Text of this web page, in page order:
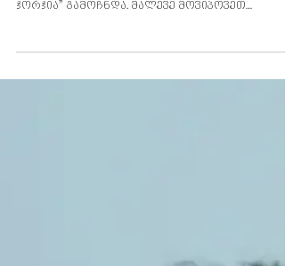
10 წლის წინ, ქართული ბაზარზე, ავტო-